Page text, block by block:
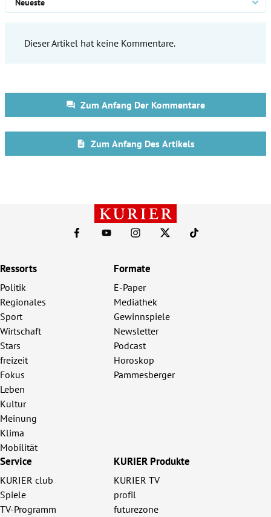
Ressorts
Politik
Regionales
Sport
Wirtschaft
Stars
freizeit
Fokus
Leben
Kultur
Meinung
Klima
Mobilität
Formate
E-Paper
Mediathek
Gewinnspiele
Newsletter
Podcast
Horoskop
Pammesberger
Service
KURIER club
Spiele
TV-Programm
KURIER Produkte
KURIER TV
profil
futurezone